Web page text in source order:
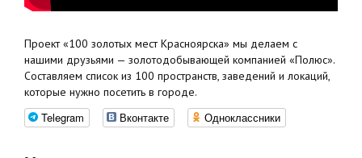
Проект «100 золотых мест Красноярска» мы делаем с
нашими друзьями — золотодобывающей компанией «Полюс».
Составляем список из 100 пространств, заведений и локаций,
которые нужно посетить в городе.
Telegram Вконтакте Одноклассники